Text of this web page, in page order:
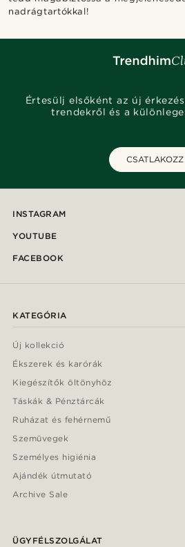
nadrágtartókkal!
Értesülj elsőként az új
trendekről és a
CSATLAKOZZ
INSTAGRAM
YOUTUBE
FACEBOOK
KATEGÓRIA
Új kollekció
Ékszerek és karórák
Kiegészítők öltönyhöz
Táskák & Pénztárcák
Ruházat és fehérnemű
Szemüvegek
Személyes higiénia
Ajándék útmutató
Archive Sale
ÜGYFÉLSZOLGÁLAT